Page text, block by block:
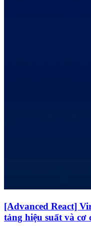
[Advanced React]
tảng hiệu suất và cơ